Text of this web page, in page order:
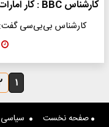
کارشناس BBC : کار امارات مغرور با یک موشک ایران تمام می شود
کارشناس بی‌بی‌سی
۱
صفحه نخست سیاسی